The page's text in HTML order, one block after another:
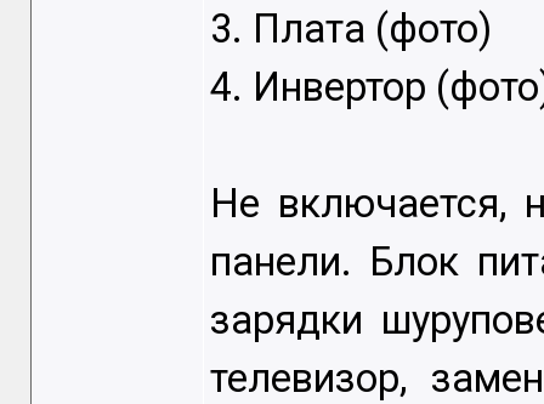
3. Плата (фото)
4. Инвертор
Не включается,
панели. Блок
зарядки
телевизор,